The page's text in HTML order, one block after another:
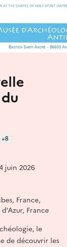
+8
juin 2026
France,
France
le
de découvrir les